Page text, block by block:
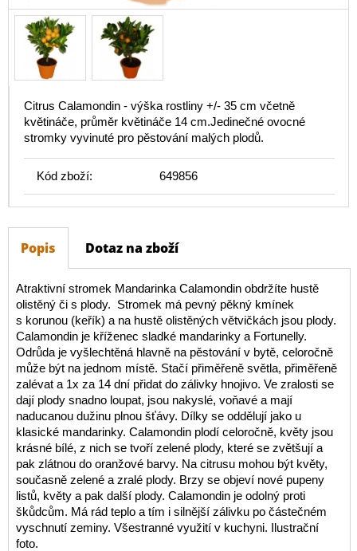
Citrus Calamondin - výška rostliny +/- 35 cm včetně
květináče, průměr květináče 14 cm.Jedinečné ovocné
stromky vyvinuté pro pěstování malých plodů.
Kód zboží: 649856
Popis Dotaz na zboží
Atraktivní stromek Mandarinka Calamondin obdržíte hustě
olistěný či s plody. Stromek má pevný pěkný kmínek
s korunou (keřík) a na hustě olistěných větvičkách jsou plody.
Calamondin je kříženec sladké mandarinky a Fortunelly.
Odrůda je vyšlechtěná hlavně na pěstování v bytě, celoročně
může být na jednom místě. Stačí přiměřeně světla, přiměřeně
zalévat a 1x za 14 dní přidat do zálivky hnojivo. Ve zralosti se
dají plody snadno loupat, jsou nakyslé, voňavé a mají
naducanou dužinu plnou šťávy. Dílky se oddělují jako u
klasické mandarinky. Calamondin plodí celoročně, květy jsou
krásné bílé, z nich se tvoří zelené plody, které se zvětšují a
pak zlátnou do oranžové barvy. Na citrusu mohou být květy,
současně zelené a zralé plody. Brzy se objeví nové pupeny
listů, květy a pak další plody. Calamondin je odolný proti
škůdcům. Má rád teplo a tím i silnější zálivku po částečném
vyschnutí zeminy. Všestranné využití v kuchyni. Ilustrační
foto.